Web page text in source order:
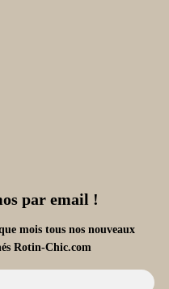
par email !
mois tous nos nouveaux
Rotin-Chic.com